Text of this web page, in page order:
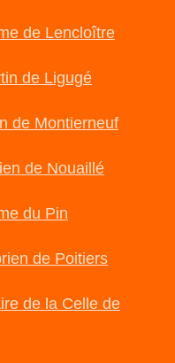
de Lencloître
de Ligugé
de Montierneuf
de Nouaillé
du Pin
de Poitiers
de la Celle de